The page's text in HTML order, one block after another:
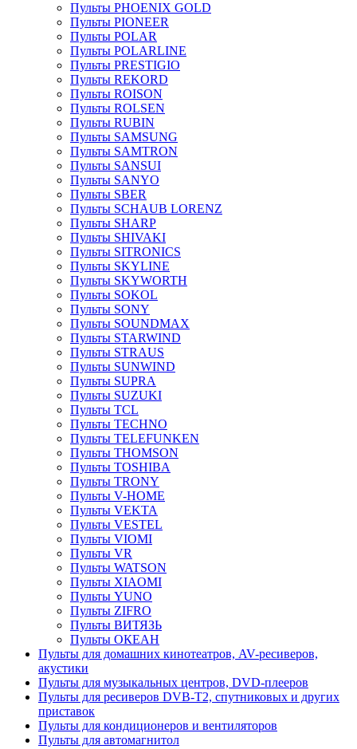
Пульты PHOENIX GOLD
Пульты PIONEER
Пульты POLAR
Пульты POLARLINE
Пульты PRESTIGIO
Пульты REKORD
Пульты ROISON
Пульты ROLSEN
Пульты RUBIN
Пульты SAMSUNG
Пульты SAMTRON
Пульты SANSUI
Пульты SANYO
Пульты SBER
Пульты SCHAUB LORENZ
Пульты SHARP
Пульты SHIVAKI
Пульты SITRONICS
Пульты SKYLINE
Пульты SKYWORTH
Пульты SOKOL
Пульты SONY
Пульты SOUNDMAX
Пульты STARWIND
Пульты STRAUS
Пульты SUNWIND
Пульты SUPRA
Пульты SUZUKI
Пульты TCL
Пульты TECHNO
Пульты TELEFUNKEN
Пульты THOMSON
Пульты TOSHIBA
Пульты TRONY
Пульты V-HOME
Пульты VEKTA
Пульты VESTEL
Пульты VIOMI
Пульты VR
Пульты WATSON
Пульты XIAOMI
Пульты YUNO
Пульты ZIFRO
Пульты ВИТЯЗЬ
Пульты ОКЕАН
Пульты для домашних кинотеатров, AV-ресиверов,
акустики
Пульты для музыкальных центров, DVD-плееров
Пульты для ресиверов DVB-T2, спутниковых и других
приставок
Пульты для кондиционеров и вентиляторов
Пульты для автомагнитол